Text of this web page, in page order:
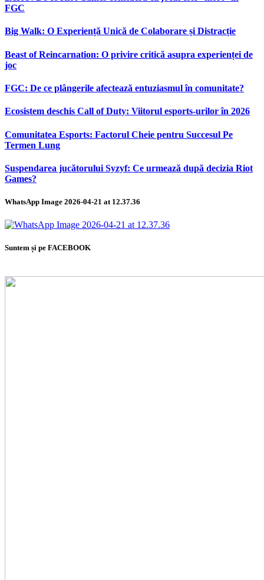
FGC
Big Walk: O Experiență Unică de Colaborare și Distracție
Beast of Reincarnation: O privire critică asupra experienței de
joc
FGC: De ce plângerile afectează entuziasmul în comunitate?
Ecosistem deschis Call of Duty: Viitorul esports-urilor în 2026
Comunitatea Esports: Factorul Cheie pentru Succesul Pe
Termen Lung
Suspendarea jucătorului Syzyf: Ce urmează după decizia Riot
Games?
WhatsApp Image 2026-04-21 at 12.37.36
Suntem și pe FACEBOOK